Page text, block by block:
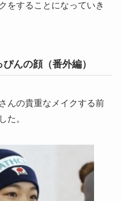
をすることになっていき
んの顔（番外編）
んの貴重なメイクする前
た。